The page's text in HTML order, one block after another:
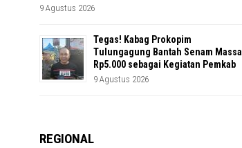
9 Agustus 2026
Tegas! Kabag Prokopim
Tulungagung Bantah Senam Massal
Rp5.000 sebagai Kegiatan Pemkab
9 Agustus 2026
REGIONAL